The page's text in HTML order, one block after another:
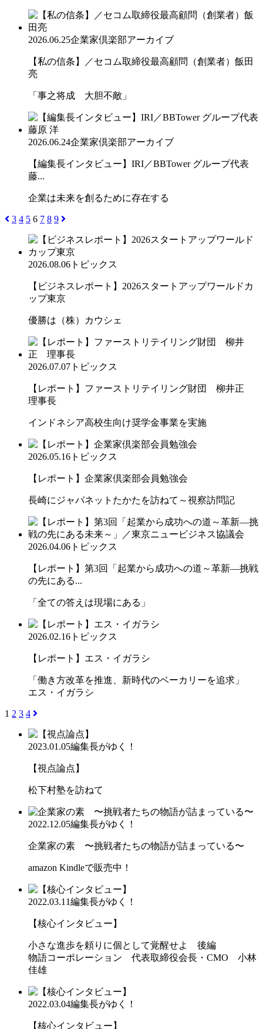
2026.06.25企業家倶楽部アーカイブ
【私の信条】／セコム取締役最高顧問（創業者）飯田
亮
「事之将成 大胆不敵」
2026.06.24企業家倶楽部アーカイブ
【編集長インタビュー】IRI／BBTower グループ代表
藤...
企業は未来を創るために存在する
3 4 5 6 7 8 9
2026.08.06 トピックス
【ビジネスレポート】2026スタートアップワールドカ
ップ東京
優勝は（株）カウシェ
2026.07.07 トピックス
【レポート】ファーストリテイリング財団 柳井正
理事長
インドネシア高校生向け奨学金事業を実施
2026.05.16 トピックス
【レポート】企業家倶楽部会員勉強会
長崎にジャパネットたかたを訪ねて～視察訪問記
2026.04.06 トピックス
【レポート】第3回「起業から成功への道～革新―挑戦
の先にある...
「全ての答えは現場にある」
2026.02.16 トピックス
【レポート】エス・イガラシ
「働き方改革を推進、新時代のベーカリーを追求」
エス・イガラシ
1 2 3 4
2023.01.05編集長がゆく！
【視点論点】
松下村塾を訪ねて
2022.12.05編集長がゆく！
企業家の素 〜挑戦者たちの物語が詰まっている〜
amazon Kindleで販売中！
2022.03.11編集長がゆく！
【核心インタビュー】
小さな進歩を頼りに個として覚醒せよ 後編
物語コーポレーション 代表取締役会長・CMO 小林
佳雄
2022.03.04編集長がゆく！
【核心インタビュー】